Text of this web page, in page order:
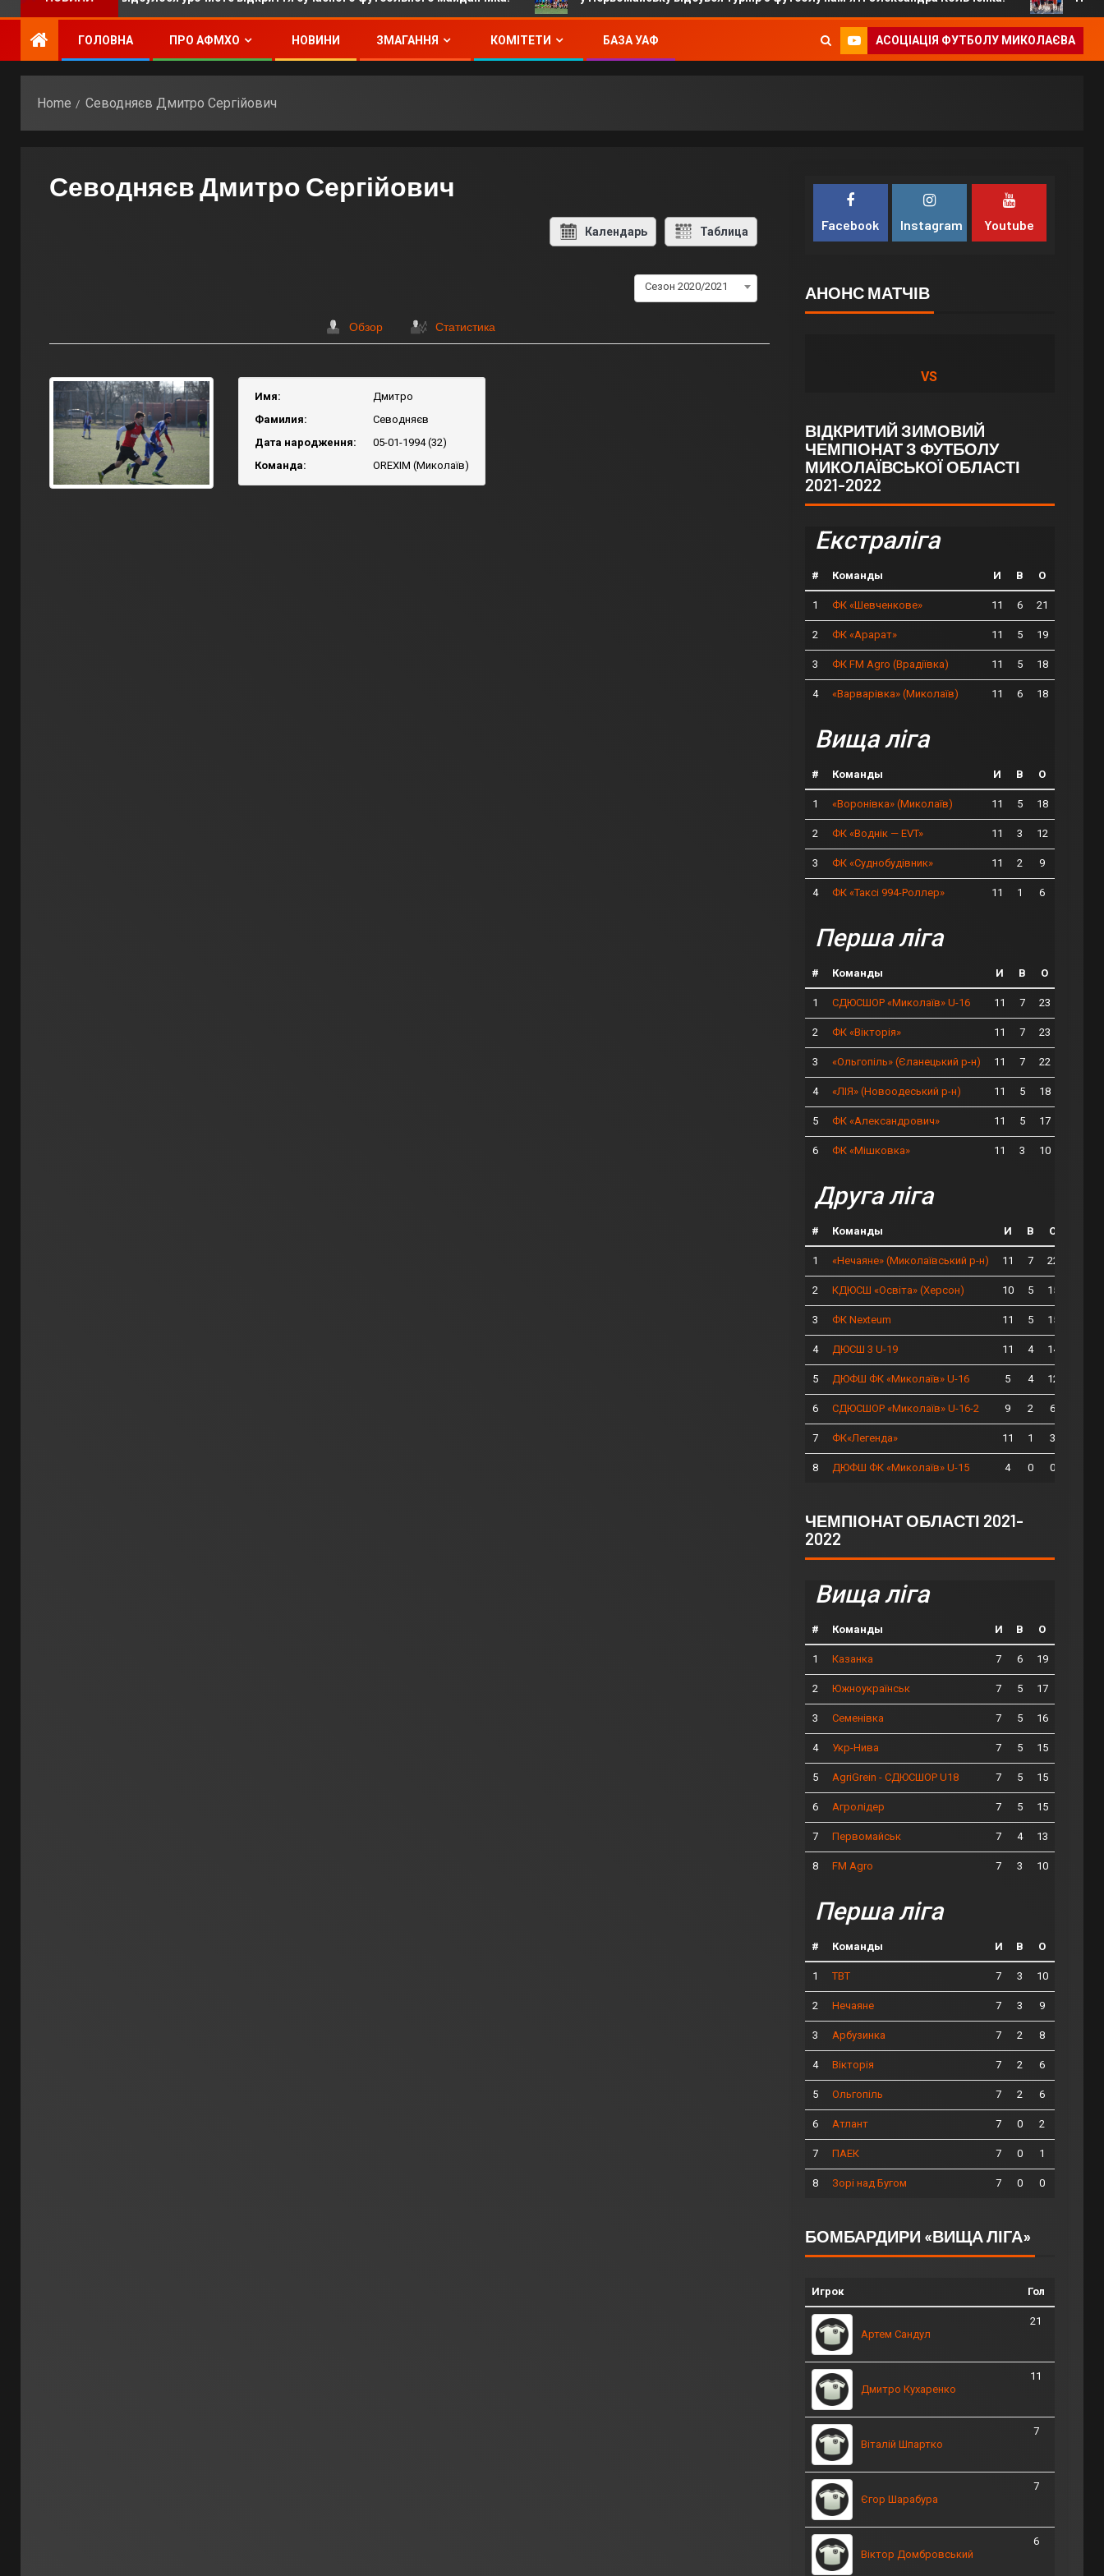
ГОЛОВНА ПРО АФМХО НОВИНИ ЗМАГАННЯ КОМІТЕТИ БАЗА УАФ АСОЦІАЦІЯ ФУТБОЛУ МИКОЛАЄВА
Home Севодняєв Дмитро Сергійович
Севодняєв Дмитро Сергійович
Календарь Таблица
Сезон 2020/2021
Обзор Статистика
Имя:
Дмитро
Фамилия:
Севодняєв
Дата народження:
05-01-1994 (32)
Команда:
OREXIM (Миколаїв)
Facebook Instagram Youtube
АНОНС МАТЧІВ
VS
ВІДКРИТИЙ ЗИМОВИЙ
ЧЕМПІОНАТ З ФУТБОЛУ
МИКОЛАЇВСЬКОЇ ОБЛАСТІ
2021-2022
Екстраліга
# Команды И В О
1 ФК «Шевченкове» 11 6 21
2 ФК «Арарат» 11 5 19
3 ФК FM Agro (Врадіївка) 11 5 18
4 «Варварівка» (Миколаїв) 11 6 18
Вища ліга
# Команды И В О
1 «Воронівка» (Миколаїв) 11 5 18
2 ФК «Воднік — EVT» 11 3 12
3 ФК «Суднобудівник» 11 2 9
4 ФК «Таксі 994-Роллер» 11 1 6
Перша ліга
# Команды И В О
1 СДЮСШОР «Миколаїв» U-16 11 7 23
2 ФК «Вікторія» 11 7 23
3 «Ольгопіль» (Єланецький р-н) 11 7 22
4 «ЛІЯ» (Новоодеський р-н) 11 5 18
5 ФК «Александрович» 11 5 17
6 ФК «Мішковка» 11 3 10
Друга ліга
# Команды И В О
1 «Нечаяне» (Миколаївський р-н) 11 7 22
2 КДЮСШ «Освіта» (Херсон) 10 5 15
3 ФК Nexteum 11 5 15
4 ДЮСШ 3 U-19 11 4 14
5 ДЮФШ ФК «Миколаїв» U-16 5 4 12
6 СДЮСШОР «Миколаїв» U-16-2 9 2 6
7 ФК«Легенда» 11 1 3
8 ДЮФШ ФК «Миколаїв» U-15 4 0 0
ЧЕМПІОНАТ ОБЛАСТІ 2021-
2022
Вища ліга
# Команды И В О
1 Казанка 7 6 19
2 Южноукраїнськ 7 5 17
3 Семенівка 7 5 16
4 Укр-Нива 7 5 15
5 AgriGrein - СДЮСШОР U18 7 5 15
6 Агролідер 7 5 15
7 Первомайськ 7 4 13
8 FM Agro 7 3 10
Перша ліга
# Команды И В О
1 ТВТ 7 3 10
2 Нечаяне 7 3 9
3 Арбузинка 7 2 8
4 Вікторія 7 2 6
5 Ольгопіль 7 2 6
6 Атлант 7 0 2
7 ПАЕК 7 0 1
8 Зорі над Бугом 7 0 0
БОМБАРДИРИ «ВИЩА ЛІГА»
Игрок Гол
Артем Сандул
21
Дмитро Кухаренко
11
Віталій Шпартко
7
Єгор Шарабура
7
Віктор Домбровський
6